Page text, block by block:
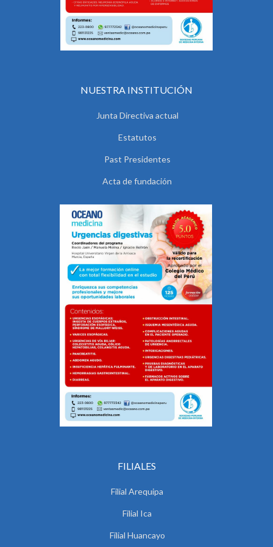
NUESTRA INSTITUCIÓN
Junta Directiva actual
Estatutos
Past Presidentes
Acta de fundación
FILIALES
Filial Arequipa
Filial Ica
Filial Huancayo